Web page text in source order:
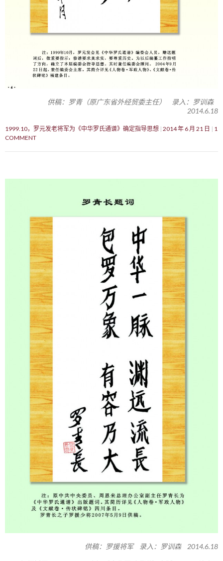
供稿：罗青（原广东省外经贸委主任） 录入：罗训森
2014.6.18
1999.10，罗元发老将军为《中华罗氏通谱》确定指导思想 2014 年 6 月 21 日
1
COMMENT
供稿：罗援将军 录入：罗训森 2014.6.18